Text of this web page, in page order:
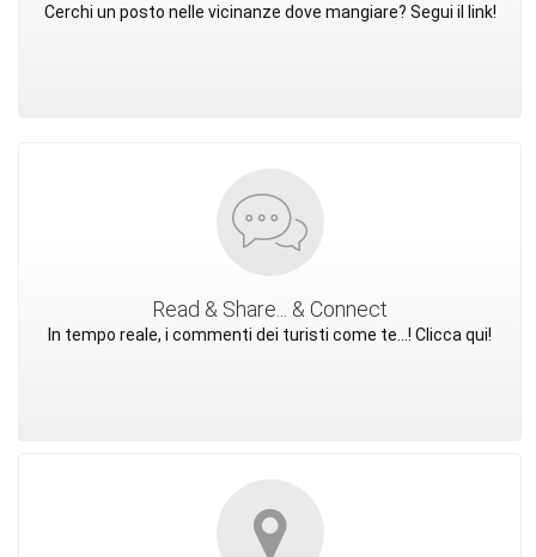
Cerchi un posto nelle vicinanze dove mangiare? Segui il link!
Read & Share... & Connect
In tempo reale, i commenti dei turisti come te...! Clicca qui!